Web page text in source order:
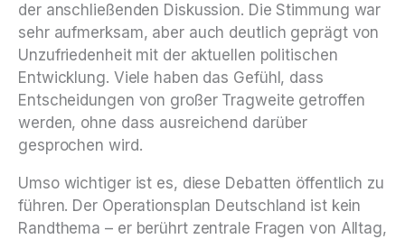
der anschließenden Diskussion. Die Stimmung war
sehr aufmerksam, aber auch deutlich geprägt von
Unzufriedenheit mit der aktuellen politischen
Entwicklung. Viele haben das Gefühl, dass
Entscheidungen von großer Tragweite getroffen
werden, ohne dass ausreichend darüber
gesprochen wird.
Umso wichtiger ist es, diese Debatten öffentlich zu
führen. Der Operationsplan Deutschland ist kein
Randthema – er berührt zentrale Fragen von Alltag,